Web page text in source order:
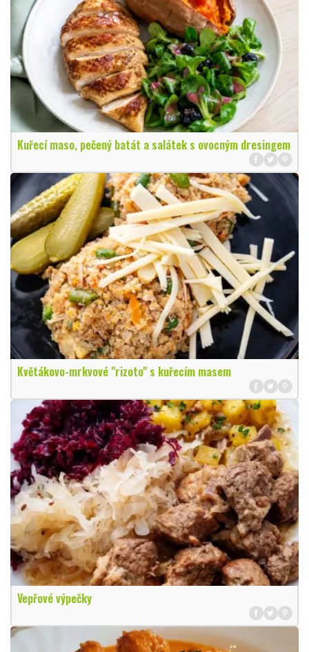
Kuřecí maso, pečený batát a salátek s ovocným dresingem
Květákovo-mrkvové "rizoto" s kuřecím masem
Vepřové výpečky